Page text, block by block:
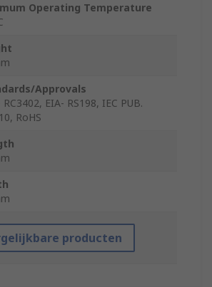
Operating Temperature
Approvals
RC3402, EIA- RS198, IEC PUB.
RoHS
producten